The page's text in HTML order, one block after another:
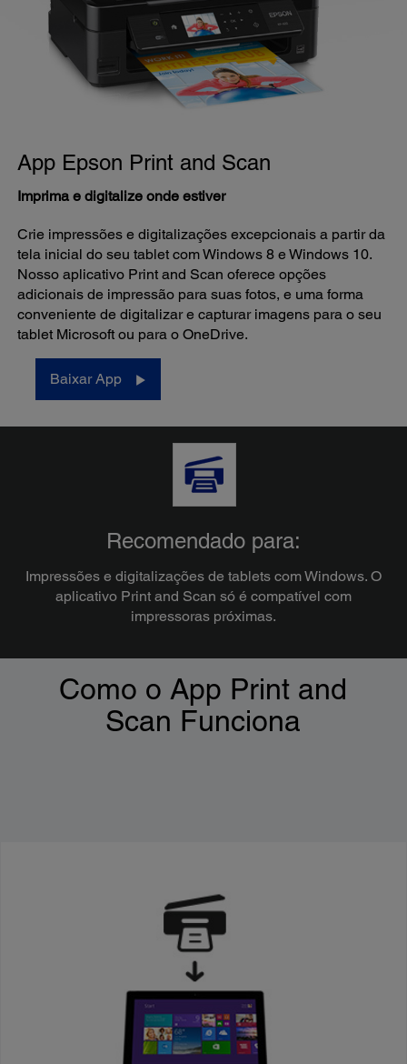
App Epson Print and Scan
Imprima e digitalize onde estiver
Crie impressões e digitalizações excepcionais a partir da
tela inicial do seu tablet com Windows 8 e Windows 10.
Nosso aplicativo Print and Scan oferece opções
adicionais de impressão para suas fotos, e uma forma
conveniente de digitalizar e capturar imagens para o seu
tablet Microsoft ou para o OneDrive.
Baixar App
Recomendado para:
Impressões e digitalizações de tablets com Windows. O
aplicativo Print and Scan só é compatível com
impressoras próximas.
Como o App Print and
Scan Funciona